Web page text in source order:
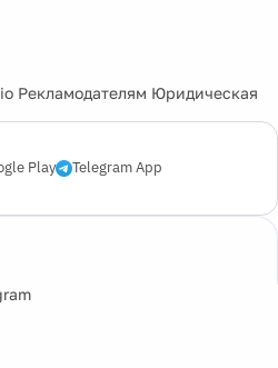
Рекламодателям Юридическая
Play Telegram App